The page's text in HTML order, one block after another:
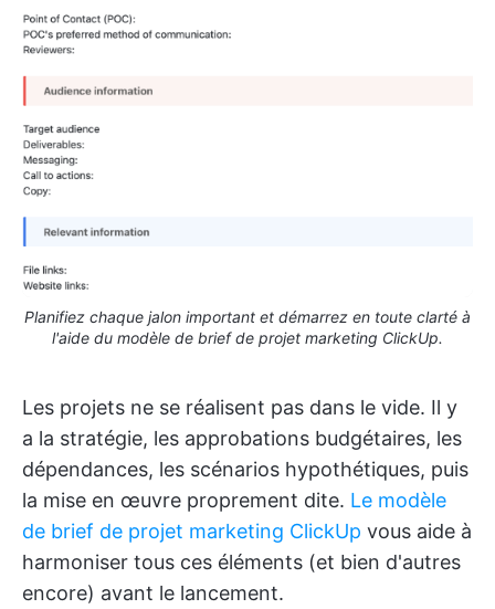
Planifiez chaque jalon important et démarrez en toute clarté à
l'aide du modèle de brief de projet marketing ClickUp.
Les projets ne se réalisent pas dans le vide. Il y
a la stratégie, les approbations budgétaires, les
dépendances, les scénarios hypothétiques, puis
la mise en œuvre proprement dite. Le modèle
de brief de projet marketing ClickUp vous aide à
harmoniser tous ces éléments (et bien d'autres
encore) avant le lancement.